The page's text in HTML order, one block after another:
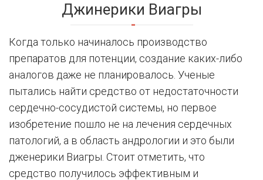
Джинерики Виагры
Когда только начиналось производство
препаратов для потенции, создание каких-либо
аналогов даже не планировалось. Ученые
пытались найти средство от недостаточности
сердечно-сосудистой системы, но первое
изобретение пошло не на лечения сердечных
патологий, а в область андрологии и это были
дженерики Виагры. Стоит отметить, что
средство получилось эффективным и